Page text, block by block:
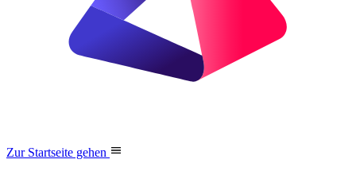
Zur Startseite gehen